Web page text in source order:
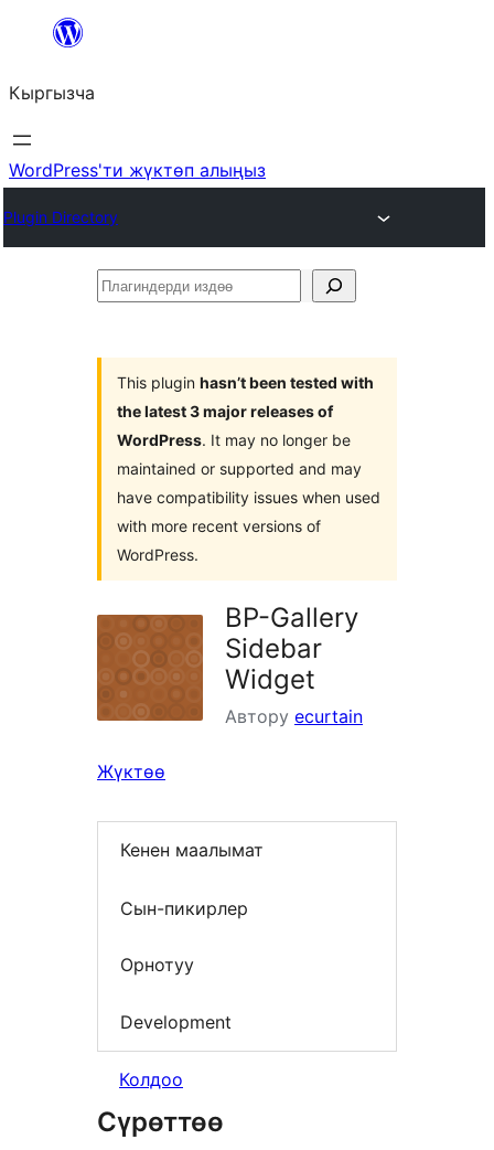
Мазмунга
Кыргызча
WordPress'ти жүктөп алыңыз
Plugin Directory
Плагиндерди
This plugin hasn’t been tested with
the latest 3 major releases of
WordPress. It may no longer be
maintained or supported and may
have compatibility issues when used
with more recent versions of
WordPress.
BP-Gallery
Sidebar
Widget
Автору ecurtain
Жүктөө
Кенен маалымат
Сын-пикирлер
Орнотуу
Development
Колдоо
Сүрөттөө